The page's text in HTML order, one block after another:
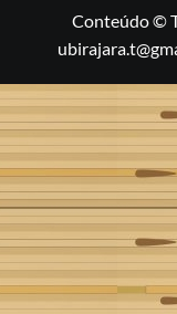
Conteúdo ©